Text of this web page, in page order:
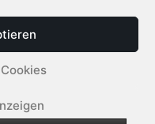
SITEMAP
– Fotograf, Autor